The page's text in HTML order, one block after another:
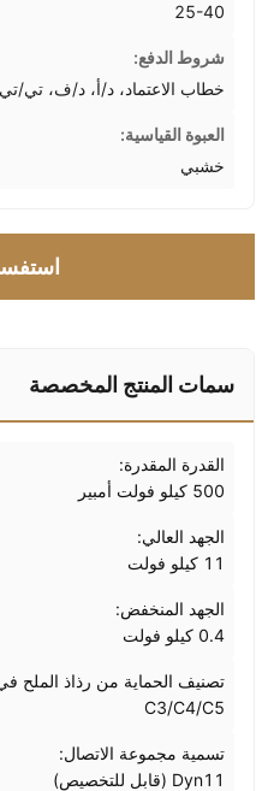
25-40
شروط الدفع:
خطاب الاعتماد، د/أ، د/ف، تي/تي
العبوة القياسية:
خشبي
سمات المنتج المخصصة
القدرة المقدرة:
500 كيلو فولت أمبير
الجهد العالي:
11 كيلو فولت
الجهد المنخفض:
0.4 كيلو فولت
تصنيف الحماية من رذاذ الملح
C3/C4/C5
تسمية مجموعة الاتصال:
Dyn11 (قابل للتخصيص)